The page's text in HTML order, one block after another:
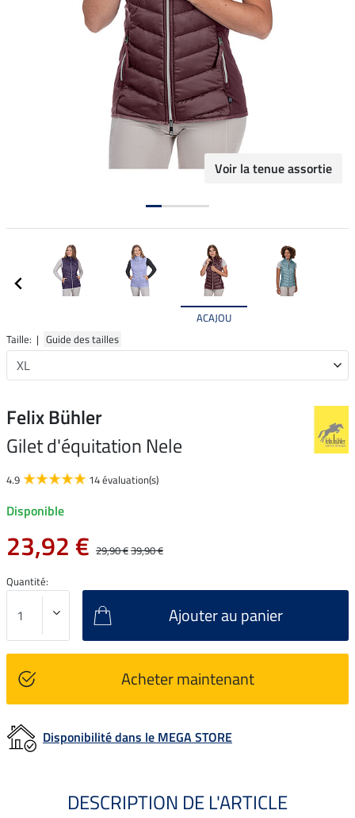
Voir la tenue assortie
ACAJOU
Taille: | Guide des tailles
Felix Bühler
Gilet d'équitation Nele
4.9 14 évaluation(s)
Disponible
23,92 € 29,90 €39,90 €
Quantité:
Ajouter au panier
Acheter maintenant
Disponibilité dans le MEGA STORE
DESCRIPTION DE L'ARTICLE